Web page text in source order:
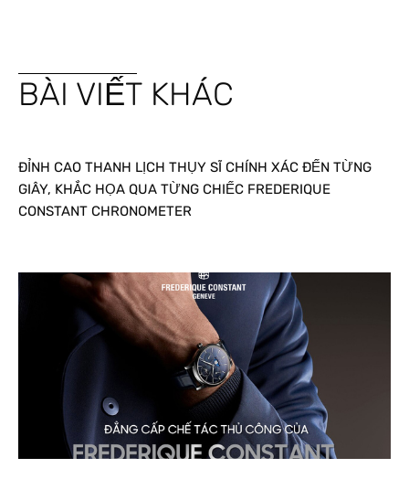
BÀI VIẾT KHÁC
ĐỈNH CAO THANH LỊCH THỤY SĨ CHÍNH XÁC ĐẾN TỪNG
GIÂY, KHẮC HỌA QUA TỪNG CHIẾC FREDERIQUE
CONSTANT CHRONOMETER